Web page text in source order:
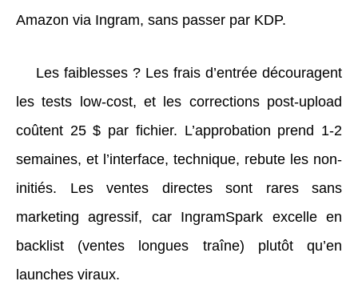
Amazon via Ingram, sans passer par KDP.
Les faiblesses ? Les frais d’entrée découragent
les tests low-cost, et les corrections post-upload
coûtent 25 $ par fichier. L’approbation prend 1-2
semaines, et l’interface, technique, rebute les non-
initiés. Les ventes directes sont rares sans
marketing agressif, car IngramSpark excelle en
backlist (ventes longues traîne) plutôt qu’en
launches viraux.